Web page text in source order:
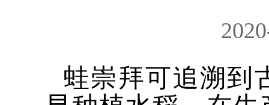
蛙崇拜可追溯到